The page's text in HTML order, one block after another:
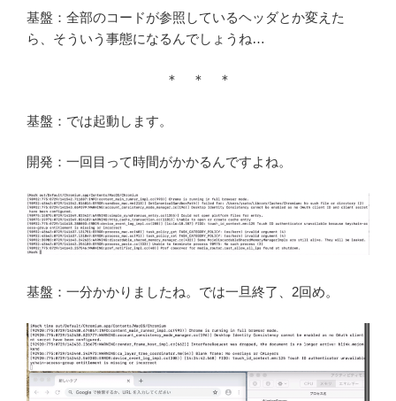
基盤：全部のコードが参照しているヘッダとか変えた
ら、そういう事態になるんでしょうね…
＊ ＊ ＊
基盤：では起動します。
開発：一回目って時間がかかるんですよね。
基盤：一分かかりましたね。では一旦終了、2回め。